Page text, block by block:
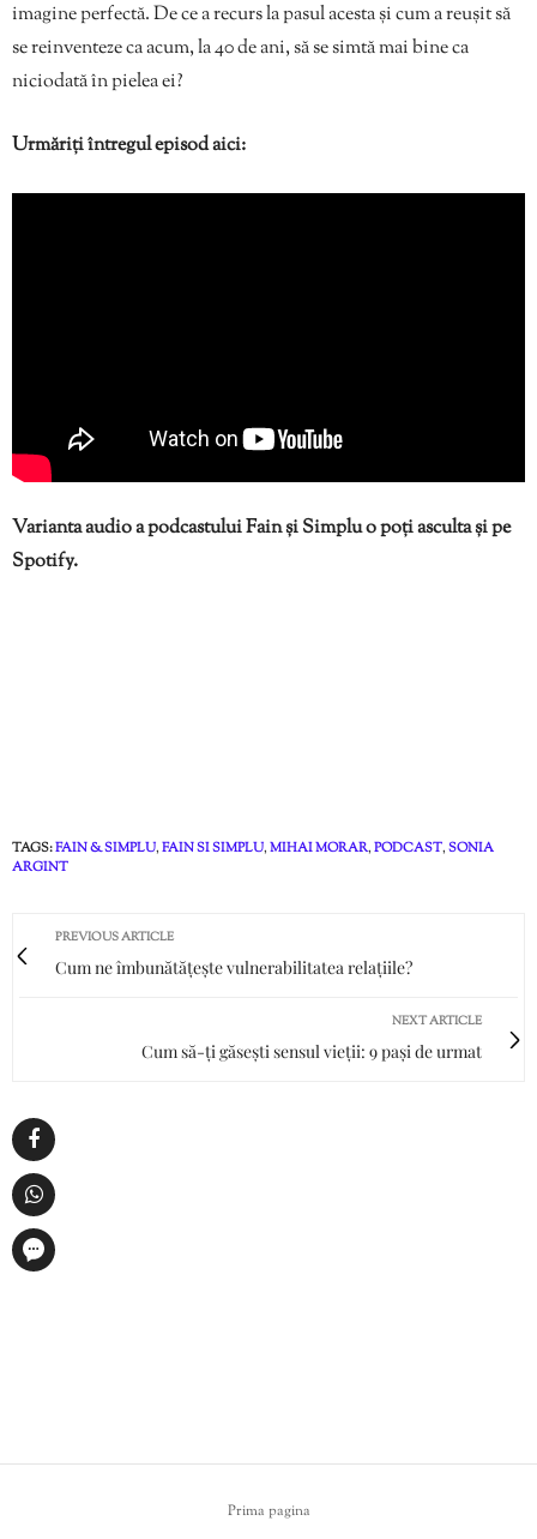
imagine perfectă. De ce a recurs la pasul acesta și cum a reușit să
se reinventeze ca acum, la 40 de ani, să se simtă mai bine ca
niciodată în pielea ei?
Urmăriți întregul episod aici:
Varianta audio a podcastului Fain și Simplu o poți asculta și pe
Spotify.
TAGS:FAIN & SIMPLU,FAIN SI SIMPLU,MIHAI MORAR,PODCAST,SONIA
ARGINT
PREVIOUS ARTICLE
Cum ne îmbunătățește vulnerabilitatea relațiile?
NEXT ARTICLE
Cum să-ți găsești sensul vieții: 9 pași de urmat
Prima pagina